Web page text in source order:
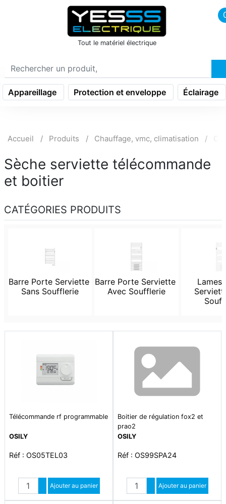
icon menu burger
Tout le matériel électrique
Appareillage Protection et enveloppe Éclairage
Accueil Produits Chauffage, vmc, climatisation
Sèche serviette télécommande
et boitier
CATÉGORIES PRODUITS
Barre Porte Serviette
Sans Soufflerie
Barre Porte Serviette
Avec Soufflerie
Lames
Télécommande rf programmable
OSILY
Réf : OS05TEL03
Quantité
Augmenter quantité
Diminuer quantité
Ajouter au panier
Boitier de régulation fox2 et
prao2
OSILY
Réf : OS99SPA24
Quantité
Augmenter quantité
Diminuer quantité
Ajouter au panier